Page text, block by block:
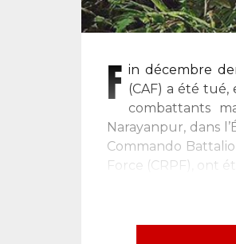
F in décembre
(CAF) a été tué,
combattants
Narayanpur, dans
Commando
Force (CRPF), ont